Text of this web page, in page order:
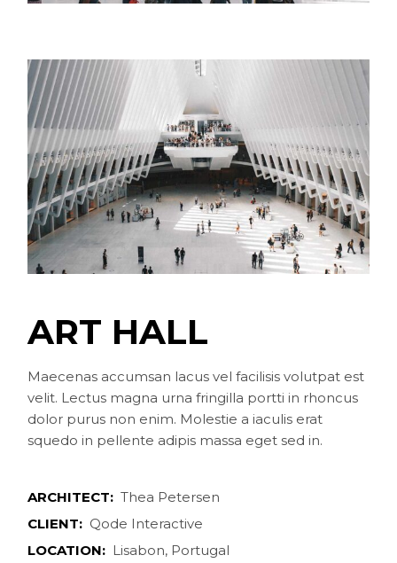
ART HALL
Maecenas accumsan lacus vel facilisis volutpat est
velit. Lectus magna urna fringilla portti in rhoncus
dolor purus non enim. Molestie a iaculis erat
squedo in pellente adipis massa eget sed in.
ARCHITECT: Thea Petersen
CLIENT: Qode Interactive
LOCATION: Lisabon, Portugal